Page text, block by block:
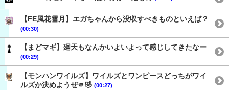
【FE風花雪月】エガちゃんから没収すべきものといえば？
(00:30)
【まどマギ】廻天もなんかいよいよって感じしてきたなー
(00:29)
【モンハンワイルズ】ワイルズとワンピースどっちがワイ
ルズか決めようぜ🫵🤣 (00:27)